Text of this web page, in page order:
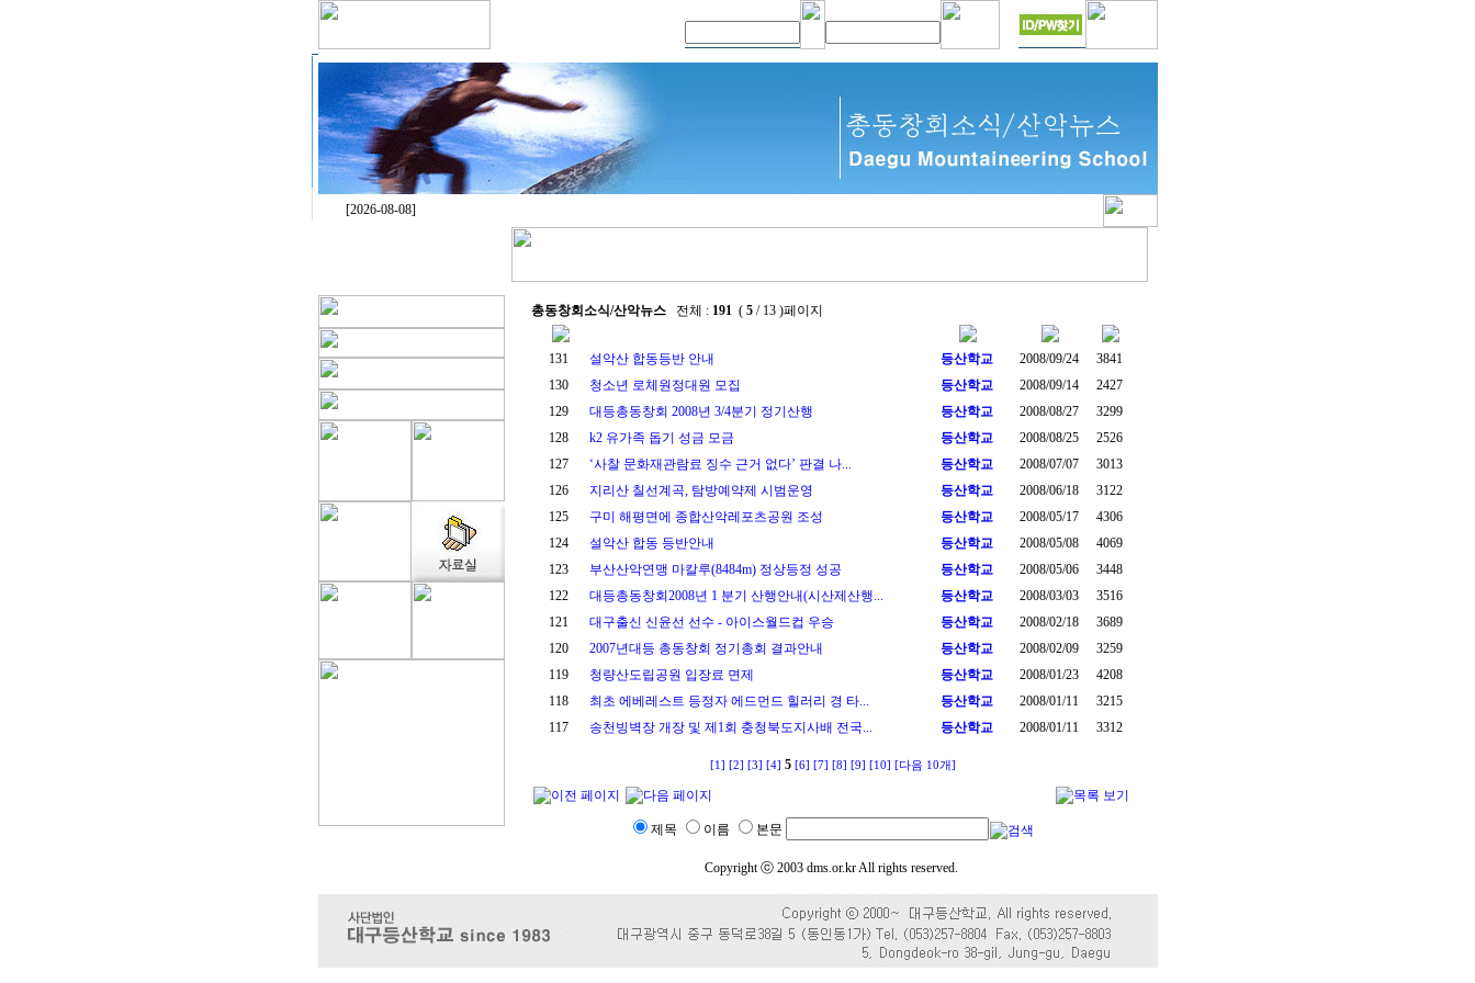
[2026-08-08]
총동창회소식/산악뉴스 전체 : 191 ( 5 / 13 )페이지
131 설악산 합동등반 안내 등산학교 2008/09/24
3841
130
청소년 로체원정대원 모집 등산학교 2008/09/14
2427
129
대등총동창회 2008년 3/4분기 정기산행 등산학교 2008/08/27
3299
128
k2 유가족 돕기 성금 모금 등산학교 2008/08/25
2526
127
‘사찰 문화재관람료 징수 근거 없다’ 판결 나... 등산학교 2008/07/07
3013
126
지리산 칠선계곡, 탐방예약제 시범운영 등산학교 2008/06/18
3122
125
구미 해평면에 종합산악레포츠공원 조성 등산학교 2008/05/17
4306
124
설악산 합동 등반안내 등산학교 2008/05/08
4069
123
부산산악연맹 마칼루(8484m) 정상등정 성공 등산학교 2008/05/06
3448
122
대등총동창회2008년 1 분기 산행안내(시산제산행... 등산학교 2008/03/03
3516
121
대구출신 신윤선 선수 - 아이스월드컵 우승 등산학교 2008/02/18
3689
120
2007년대등 총동창회 정기총회 결과안내 등산학교 2008/02/09
3259
119
청량산도립공원 입장료 면제 등산학교 2008/01/23
4208
118
최초 에베레스트 등정자 에드먼드 힐러리 경 타... 등산학교 2008/01/11
3215
117
송천빙벽장 개장 및 제1회 충청북도지사배 전국... 등산학교 2008/01/11 3312
[1] [2] [3] [4] 5 [6] [7] [8] [9] [10] [다음 10개]
제목 이름 본문
Copyright ⓒ 2003 dms.or.kr All rights reserved.